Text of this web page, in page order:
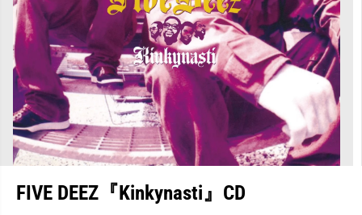
FIVE DEEZ『Kinkynasti』CD